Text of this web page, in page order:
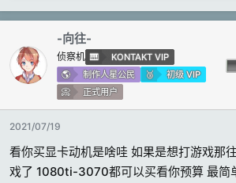
-向往-
侦察机
KONTAKT VIP
制作人星公民
初级 VIP
正式用户
2021/07/19
看你买显卡动机是啥哇 如果是想打游戏那
戏了 1080ti-3070都可以买看你预算 最简